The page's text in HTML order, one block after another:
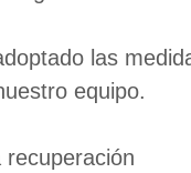
las
equipo.